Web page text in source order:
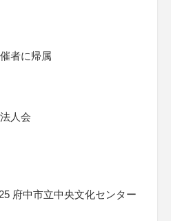
者に帰属
人会
府中市立中央文化センター